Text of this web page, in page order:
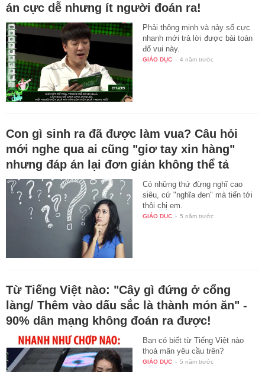
án cực dễ nhưng ít người đoán ra!
Phải thông minh và nảy số cực
nhanh mới trả lời được bài toán
đố vui này.
GIÁO DỤC - 4 năm trước
Con gì sinh ra đã được làm vua? Câu hỏi
mới nghe qua ai cũng "giơ tay xin hàng"
nhưng đáp án lại đơn giản không thể tả
Có những thứ đừng nghĩ cao
siêu, cứ "nghĩa đen" mà tiến tới
thôi chị em.
GIÁO DỤC - 5 năm trước
Từ Tiếng Việt nào: "Cây gì đứng ở cổng
làng/ Thêm vào dấu sắc là thành món ăn" -
90% dân mạng không đoán ra được!
Bạn có biết từ Tiếng Việt nào
thoả mãn yêu cầu trên?
GIÁO DỤC - 5 năm trước